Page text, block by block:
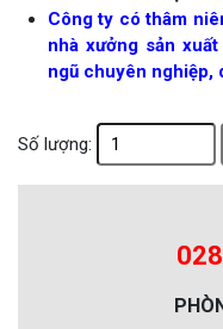
Công ty có thâm
nhà xưởng sản
ngũ chuyên nghiệp,
Số lượng: